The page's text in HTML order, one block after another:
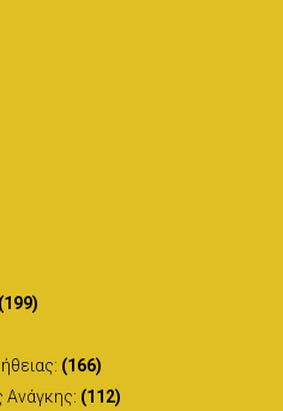
(199)
(166)
Ανάγκης: (112)